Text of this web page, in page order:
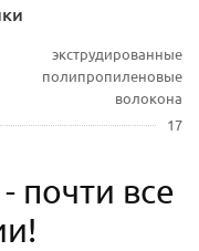
экструдированные
полипропиленовые
волокона
17
почти все